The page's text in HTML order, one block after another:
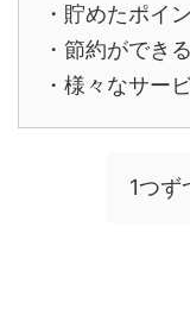
・貯めたポイ
・節約ができる
・様々なサー
1つず